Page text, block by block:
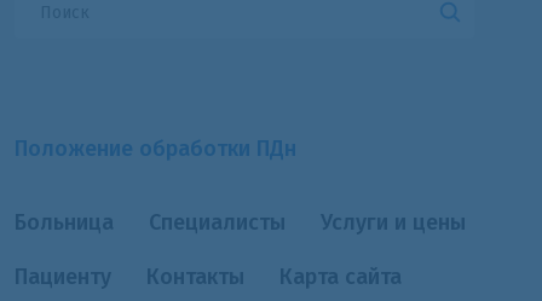
Положение обработки ПДн
Больница Специалисты Услуги и цены
Пациенту Контакты Карта сайта